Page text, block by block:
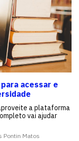
acessar e
a plataforma
vai ajudar
Pontin Matos